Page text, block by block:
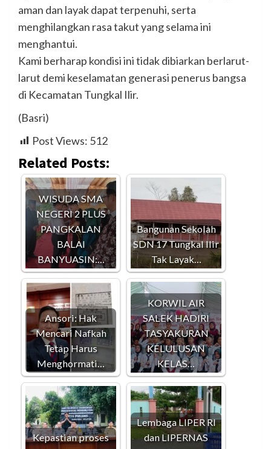
aman dan layak dapat terpenuhi, serta
menghilangkan rasa takut yang selama ini
menghantui.
Kami berharap kondisi ini tidak dibiarkan berlarut-
larut demi keselamatan generasi penerus bangsa
di Kecamatan Tungkal Ilir.
(Basri)
Post Views: 512
Related Posts:
WISUDA SMA
NEGERI 2 PLUS
PANGKALAN
BALAI
BANYUASIN:…
Bangunan Sekolah
SDN 17 Tungkal Ilir
Tak Layak…
Ansori: Hak
Mencari Nafkah
Tetap Harus
Menghormati…
KORWIL AIR
SALEK HADIRI
TASYAKURAN
KELULUSAN
KELAS…
Kepastian proses
Lembaga LIPER RI
dan LIPERNAS